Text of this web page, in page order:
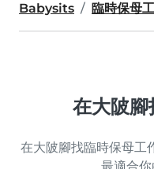
Babysits 臨時保母
在大陂
在大陂腳找臨時保母